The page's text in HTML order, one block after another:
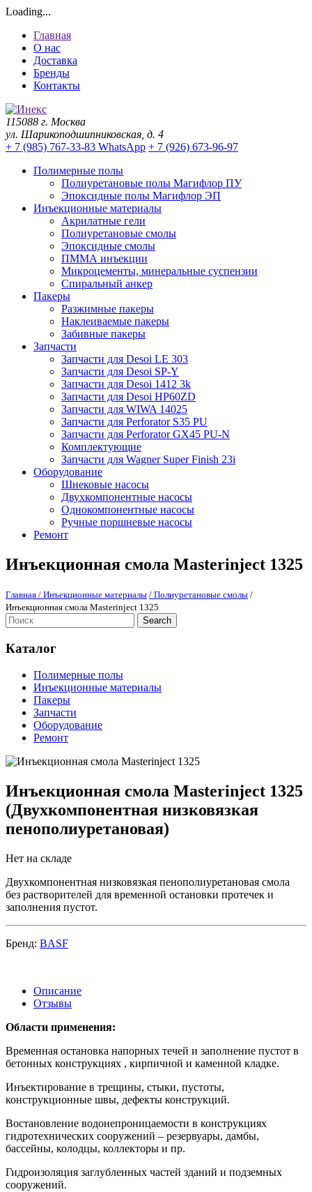
Loading...
Главная
О нас
Доставка
Бренды
Контакты
115088 г. Москва
ул. Шарикоподшипниковская, д. 4
+ 7 (985) 767-33-83 WhatsApp + 7 (926) 673-96-97
Полимерные полы
Полиуретановые полы Магифлор ПУ
Эпоксидные полы Магифлор ЭП
Инъекционные материалы
Акрилатные гели
Полиуретановые смолы
Эпоксидные смолы
ПММА инъекции
Микроцементы, минеральные суспензии
Спиральный анкер
Пакеры
Разжимные пакеры
Наклеиваемые пакеры
Забивные пакеры
Запчасти
Запчасти для Desoi LE 303
Запчасти для Desoi SP-Y
Запчасти для Desoi 1412 3k
Запчасти для Desoi HP60ZD
Запчасти для WIWA 14025
Запчасти для Perforator S35 PU
Запчасти для Perforator GX45 PU-N
Комплектующие
Запчасти для Wagner Super Finish 23i
Оборудование
Шнековые насосы
Двухкомпонентные насосы
Однокомпонентные насосы
Ручные поршневые насосы
Ремонт
Инъекционная смола Masterinject 1325
Главная / Инъекционные материалы / Полиуретановые смолы /
Инъекционная смола Masterinject 1325
Каталог
Полимерные полы
Инъекционные материалы
Пакеры
Запчасти
Оборудование
Ремонт
Инъекционная смола Masterinject 1325
(Двухкомпонентная низковязкая
пенополиуретановая)
Нет на складе
Двухкомпонентная низковязкая пенополиуретановая смола
без растворителей для временной остановки протечек и
заполнения пустот.
Бренд: BASF
Описание
Отзывы
Области применения:
Временная остановка напорных течей и заполнение пустот в
бетонных конструкциях , кирпичной и каменной кладке.
Инъектирование в трещины, стыки, пустоты,
конструкционные швы, дефекты конструкций.
Востановление водонепроницаемости в конструкциях
гидротехнических сооружений – резервуары, дамбы,
бассейны, колодцы, коллекторы и пр.
Гидроизоляция заглубленных частей зданий и подземных
сооружений.